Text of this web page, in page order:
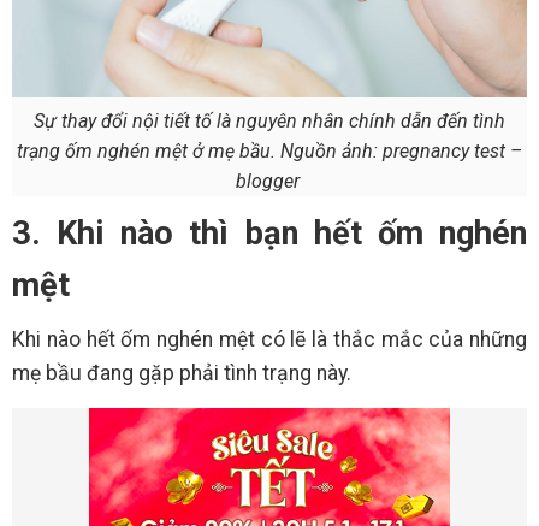
Sự thay đổi nội tiết tố là nguyên nhân chính dẫn đến tình
trạng ốm nghén mệt ở mẹ bầu. Nguồn ảnh: pregnancy test –
blogger
3. Khi nào thì bạn hết ốm nghén
mệt
Khi nào hết ốm nghén mệt có lẽ là thắc mắc của những
mẹ bầu đang gặp phải tình trạng này.